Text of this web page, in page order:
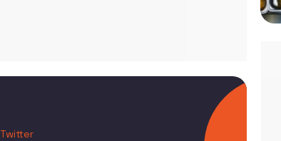
Twitter